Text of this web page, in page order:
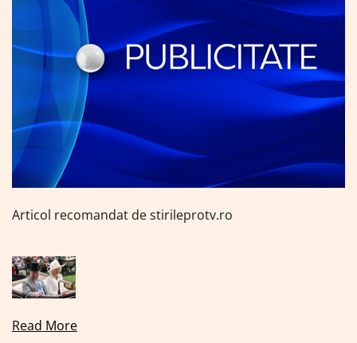
Articol recomandat de stirileprotv.ro
Read More